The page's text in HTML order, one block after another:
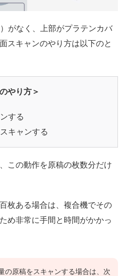
がなく、上部がプラテンカバ
スキャンのやり方は以下のと
やり方＞
する
キャンする
この動作を原稿の枚数分だけ
枚ある場合は、複合機でその
め非常に手間と時間がかかっ
の原稿をスキャンする場合は、次